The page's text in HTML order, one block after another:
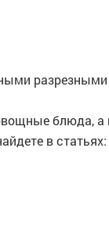
блюда, а
в статьях: